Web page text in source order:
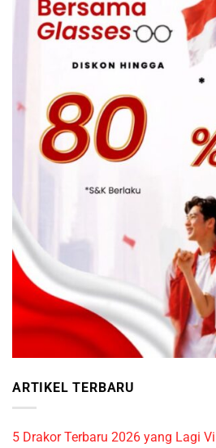
ARTIKEL TERBARU
5 Drakor Terbaru 2026 yang Lagi